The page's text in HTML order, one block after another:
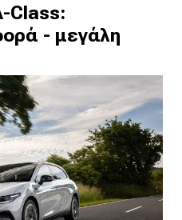
Class:
- μεγάλη